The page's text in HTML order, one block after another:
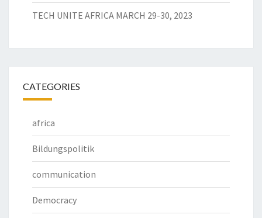
TECH UNITE AFRICA MARCH 29-30, 2023
CATEGORIES
africa
Bildungspolitik
communication
Democracy